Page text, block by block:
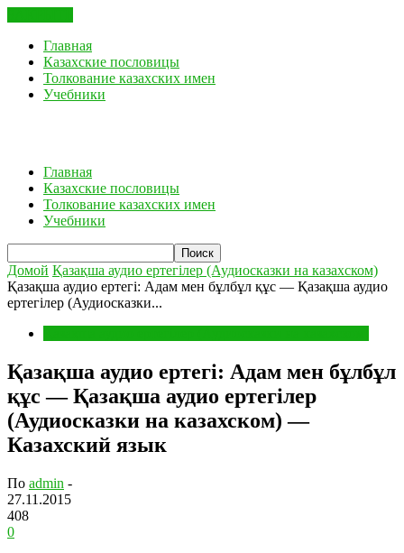
Главная
Казахские пословицы
Толкование казахских имен
Учебники
Главная
Казахские пословицы
Толкование казахских имен
Учебники
Домой Қазақша аудио ертегілер (Аудиосказки на казахском)
Қазақша аудио ертегі: Адам мен бұлбұл құс — Қазақша аудио
ертегілер (Аудиосказки...
Қазақша аудио ертегі: Адам мен бұлбұл
құс — Қазақша аудио ертегілер
(Аудиосказки на казахском) —
Казахский язык
По admin -
27.11.2015
408
0